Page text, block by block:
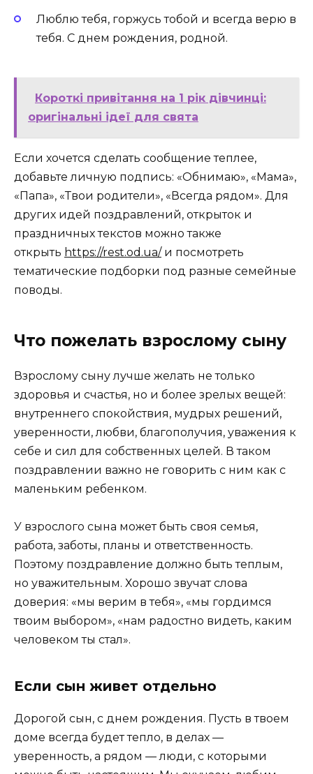
Люблю тебя, горжусь тобой и всегда верю в
тебя. С днем рождения, родной.
Короткі привітання на 1 рік дівчинці:
оригінальні ідеї для свята
Если хочется сделать сообщение теплее,
добавьте личную подпись: «Обнимаю», «Мама»,
«Папа», «Твои родители», «Всегда рядом». Для
других идей поздравлений, открыток и
праздничных текстов можно также
открыть https://rest.od.ua/и посмотреть
тематические подборки под разные семейные
поводы.
Что пожелать взрослому сыну
Взрослому сыну лучше желать не только
здоровья и счастья, но и более зрелых вещей:
внутреннего спокойствия, мудрых решений,
уверенности, любви, благополучия, уважения к
себе и сил для собственных целей. В таком
поздравлении важно не говорить с ним как с
маленьким ребенком.
У взрослого сына может быть своя семья,
работа, заботы, планы и ответственность.
Поэтому поздравление должно быть теплым,
но уважительным. Хорошо звучат слова
доверия: «мы верим в тебя», «мы гордимся
твоим выбором», «нам радостно видеть, каким
человеком ты стал».
Если сын живет отдельно
Дорогой сын, с днем рождения. Пусть в твоем
доме всегда будет тепло, в делах —
уверенность, а рядом — люди, с которыми